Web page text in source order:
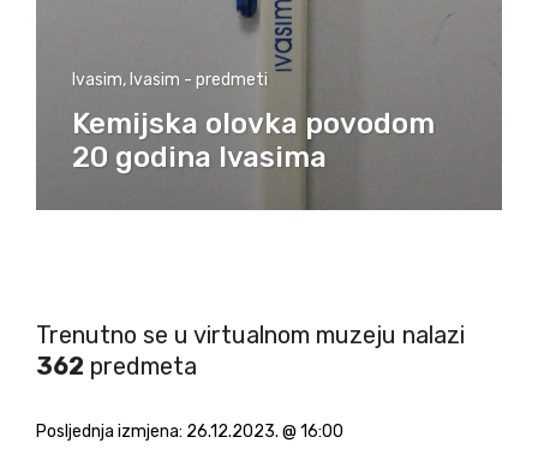
Ivasim, Ivasim - predmeti
Kemijska olovka povodom
20 godina Ivasima
Trenutno se u virtualnom muzeju nalazi
362 predmeta
Posljednja izmjena: 26.12.2023. @ 16:00